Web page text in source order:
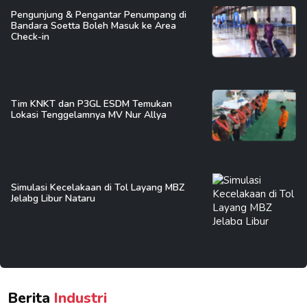
Pengunjung & Pengantar Penumpang di
Bandara Soetta Boleh Masuk ke Area
Check-in
Tim KNKT dan P3GL ESDM Temukan
Lokasi Tenggelamnya MV Nur Allya
Simulasi Kecelakaan di Tol Layang MBZ
Jelabg Libur Nataru
Berita Industri